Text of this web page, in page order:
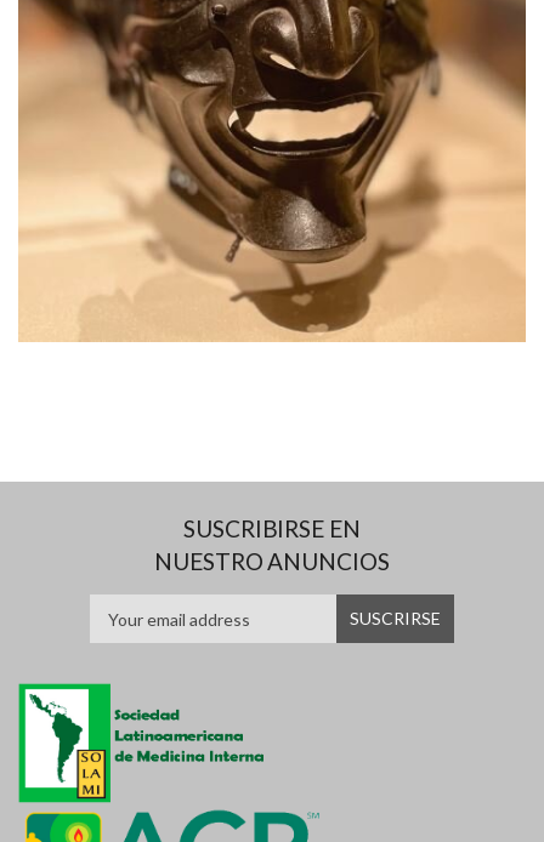
SUSCRIBIRSE EN
NUESTRO ANUNCIOS